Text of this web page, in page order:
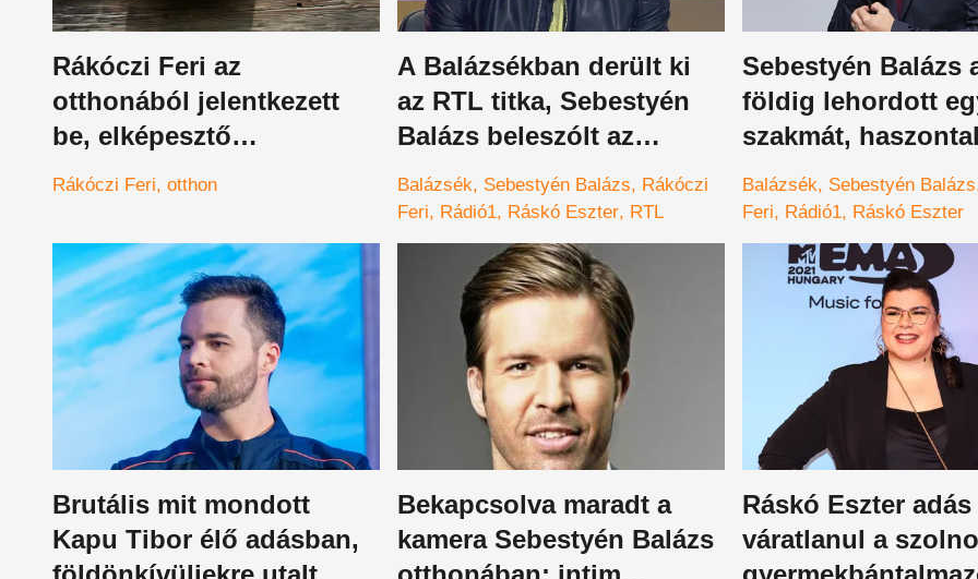
Rákóczi Feri az
otthonából jelentkezett
be, elképesztő
körülmények között él a
Rákóczi Feri otthon
A Balázsékban derült ki
az RTL titka, Sebestyén
Balázs beleszólt az
adásba, de késő volt
Balázsék Sebestyén Balázs
Rákóczi
Feri
Rádió1 Ráskó Eszter RTL
Sebestyén Balázs
földig lehordott
szakmát,
munkájuk
Balázsék
Sebestyén Balázs
Feri
Rádió1 Ráskó Eszter
Brutális mit mondott
Kapu Tibor élő adásban,
Bekapcsolva maradt a
kamera Sebestyén Balázs
Ráskó Eszter
váratlanul a